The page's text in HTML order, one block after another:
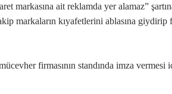
markasına ait reklamda yer alamaz”
markaların kıyafetlerini ablasına giydirip
firmasının standında imza vermesi